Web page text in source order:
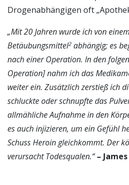
Drogenabhängigen oft
„Mit 20 Jahren wurde ich von einem
Betäubungsmittel2 abhängig; es
nach einer Operation. In den
Operation] nahm ich das
weiter ein. Zusätzlich zerstieß ich
schluckte oder schnupfte das
allmähliche Aufnahme in den
es auch injizieren, um ein Gefühl
Schuss Heroin gleichkommt. Der
verursacht Todesqualen.“ – James